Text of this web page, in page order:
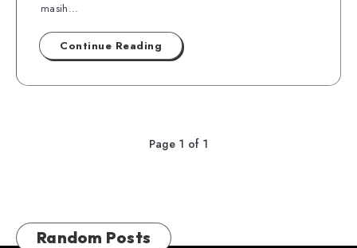
masih…
Continue Reading
Page 1 of 1
Random Posts